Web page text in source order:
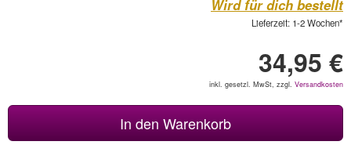
Wird für dich bestellt
Lieferzeit: 1-2 Wochen*
34,95 €
inkl. gesetzl. MwSt, zzgl. Versandkosten
In den Warenkorb